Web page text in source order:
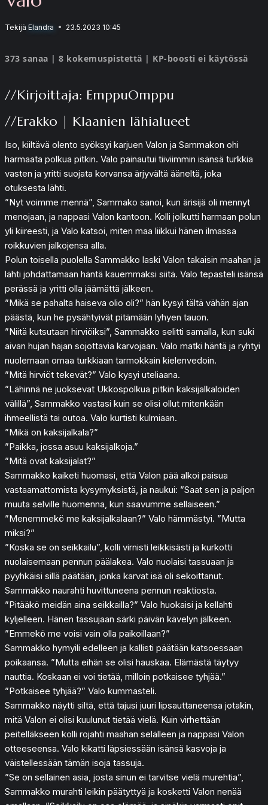
Tekijä Elandra 23.5.2023 10:45
373 sanaa | 8 kokemuspistettä | KP-boosti ei käytössä
//Kirjoittaja: EmppuOmppu
//Erakko | Klaanien lähialueet
Iso, kiiltävä olento syöksyi karjuen Valon ja Sammakon ohi
harmaata polkua pitkin. Valo painautui tiiviimmin isänsä turkkia
vasten ja yritti suojata korvansa ärjyvältä ääneltä, joka
otuksesta lähti.
”Nyt voimme mennä”, Sammako sanoi, kun ärisijä oli mennyt
menojaan, ja nappasi Valon kantoon. Kolli jolkutti harmaan polun
yli kiireesti, ja Valo katsoi, miten maa liikkui hänen ilmassa
roikkuvien jalkojensa alla.
Polun toisella puolella Sammakko laski Valon takaisin maahan ja
lähti johdattamaan häntä kauemmaksi siitä. Valo tepasteli isänsä
perässä ja yritti olla jäämättä jälkeen.
”Mikä se pahalta haiseva olio oli?” hän kysyi tältä vähän ajan
päästä, kun he pysähtyivät pitämään lyhyen tauon.
”Niitä kutsutaan hirviöiksi”, Sammakko selitti samalla, kun suki
aivan hujan hajan sojottavia karvojaan. Valo matki häntä ja ryhtyi
nuolemaan omaa turkkiaan tarmokkain kielenvedoin.
”Mitä hirviöt tekevät?” Valo kysyi uteliaana.
”Lähinnä ne juoksevat Ukkospolkua pitkin kaksijalkaloiden
välillä”, Sammakko vastasi kuin se olisi ollut mitenkään
ihmeellistä tai outoa. Valo kurtisti kulmiaan.
”Mikä on kaksijalkala?”
”Paikka, jossa asuu kaksijalkoja.”
”Mitä ovat kaksijalat?”
Sammakko kaiketi huomasi, että Valon pää alkoi paisua
vastaamattomista kysymyksistä, ja naukui: ”Saat sen ja paljon
muuta selville huomenna, kun saavumme sellaiseen.”
”Menemmekö me kaksijalkalaan?” Valo hämmästyi. ”Mutta
miksi?”
”Koska se on seikkailu”, kolli virnisti leikkisästi ja kurkotti
nuolaisemaan pennun päälakea. Valo nuolaisi tassuaan ja
pyyhkäisi sillä päätään, jonka karvat isä oli sekoittanut.
Sammakko naurahti huvittuneena pennun reaktiosta.
”Pitääkö meidän aina seikkailla?” Valo huokaisi ja kellahti
kyljelleen. Hänen tassujaan särki päivän kävelyn jälkeen.
”Emmekö me voisi vain olla paikoillaan?”
Sammakko hymyili edelleen ja kallisti päätään katsoessaan
poikaansa. ”Mutta eihän se olisi hauskaa. Elämästä täytyy
nauttia. Koskaan ei voi tietää, milloin potkaisee tyhjää.”
”Potkaisee tyhjää?” Valo kummasteli.
Sammakko näytti siltä, että tajusi juuri lipsauttaneensa jotakin,
mitä Valon ei olisi kuulunut tietää vielä. Kuin virhettään
peitelläkseen kolli rojahti maahan selälleen ja nappasi Valon
otteeseensa. Valo kikatti läpsiessään isänsä kasvoja ja
väistellessään tämän isoja tassuja.
”Se on sellainen asia, josta sinun ei tarvitse vielä murehtia”,
Sammakko murahti leikin päätyttyä ja kosketti Valon nenää